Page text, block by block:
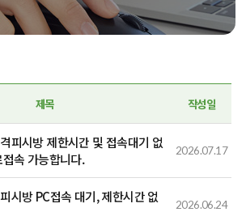
제목 작성일
피시방 제한시간 및 접속대기 없
속 가능합니다.
2026.07.17
시방 PC접속 대기, 제한시간 없
2026.06.24